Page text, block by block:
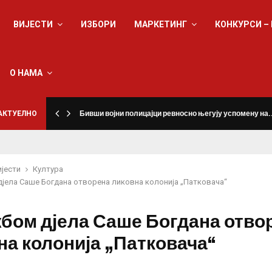
ВИЈЕСТИ ИЗБОРИ МАРКЕТИНГ КОНКУРСИ
О НАМА
Бивши војни полицајци ревносно његују успомену
Култура
Саше Богдана отворена ликовна колонија „Патковача“
дјела Саше Богдана
колонија „Патковача“